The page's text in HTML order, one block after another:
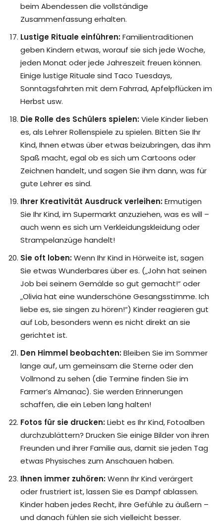
beim Abendessen die vollständige
Zusammenfassung erhalten.
Lustige Rituale einführen:Familientraditionen
geben Kindern etwas, worauf sie sich jede Woche,
jeden Monat oder jede Jahreszeit freuen können.
Einige lustige Rituale sind Taco Tuesdays,
Sonntagsfahrten mit dem Fahrrad, Apfelpflücken im
Herbst usw.
Die Rolle des Schülers spielen:Viele Kinder lieben
es, als Lehrer Rollenspiele zu spielen. Bitten Sie Ihr
Kind, Ihnen etwas über etwas beizubringen, das ihm
Spaß macht, egal ob es sich um Cartoons oder
Zeichnen handelt, und sagen Sie ihm dann, was für
gute Lehrer es sind.
Ihrer Kreativität Ausdruck verleihen:Ermutigen
Sie Ihr Kind, im Supermarkt anzuziehen, was es will –
auch wenn es sich um Verkleidungskleidung oder
Strampelanzüge handelt!
Sie oft loben:Wenn Ihr Kind in Hörweite ist, sagen
Sie etwas Wunderbares über es. („John hat seinen
Job bei seinem Gemälde so gut gemacht!“ oder
„Olivia hat eine wunderschöne Gesangsstimme. Ich
liebe es, sie singen zu hören!“) Kinder reagieren gut
auf Lob, besonders wenn es nicht direkt an sie
gerichtet ist.
Den Himmel beobachten:Bleiben Sie im Sommer
lange auf, um gemeinsam die Sterne oder den
Vollmond zu sehen (die Termine finden Sie im
Farmer’s Almanac). Sie werden Erinnerungen
schaffen, die ein Leben lang halten!
Fotos für sie drucken:Liebt es Ihr Kind, Fotoalben
durchzublättern? Drucken Sie einige Bilder von ihren
Freunden und ihrer Familie aus, damit sie jeden Tag
etwas Physisches zum Anschauen haben.
Ihnen immer zuhören:Wenn Ihr Kind verärgert
oder frustriert ist, lassen Sie es Dampf ablassen.
Kinder haben jedes Recht, ihre Gefühle zu äußern –
und danach fühlen sie sich vielleicht besser.